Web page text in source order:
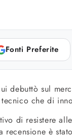
Fonti Preferite
debuttò sul
che di
di resistere
è